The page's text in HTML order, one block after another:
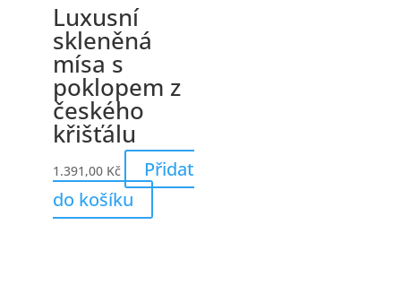
Luxusní
skleněná
mísa s
poklopem z
českého
křišťálu
1.391,00 Kč
Přidat
do košíku